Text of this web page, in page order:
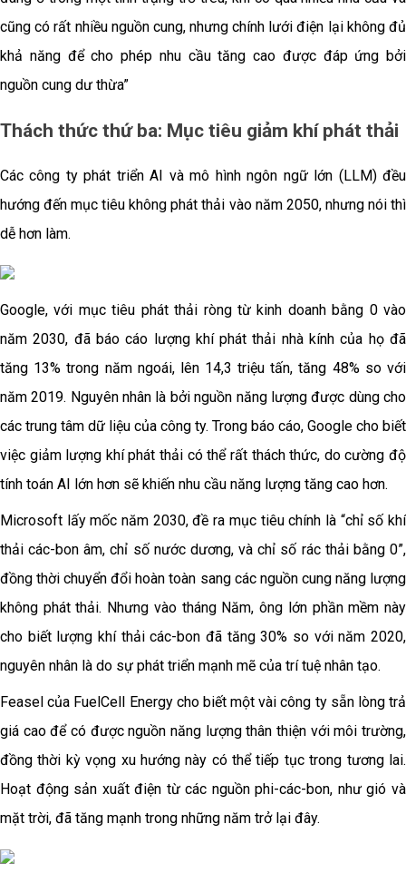
cũng có rất nhiều nguồn cung, nhưng chính lưới điện lại không đủ
khả năng để cho phép nhu cầu tăng cao được đáp ứng bởi
nguồn cung dư thừa”
Thách thức thứ ba: Mục tiêu giảm khí phát thải
Các công ty phát triển AI và mô hình ngôn ngữ lớn (LLM) đều
hướng đến mục tiêu không phát thải vào năm 2050, nhưng nói thì
dễ hơn làm.
Google, với mục tiêu phát thải ròng từ kinh doanh bằng 0 vào
năm 2030, đã báo cáo lượng khí phát thải nhà kính của họ đã
tăng 13% trong năm ngoái, lên 14,3 triệu tấn, tăng 48% so với
năm 2019. Nguyên nhân là bởi nguồn năng lượng được dùng cho
các trung tâm dữ liệu của công ty. Trong báo cáo, Google cho biết
việc giảm lượng khí phát thải có thể rất thách thức, do cường độ
tính toán AI lớn hơn sẽ khiến nhu cầu năng lượng tăng cao hơn.
Microsoft lấy mốc năm 2030, đề ra mục tiêu chính là “chỉ số khí
thải các-bon âm, chỉ số nước dương, và chỉ số rác thải bằng 0”,
đồng thời chuyển đổi hoàn toàn sang các nguồn cung năng lượng
không phát thải. Nhưng vào tháng Năm, ông lớn phần mềm này
cho biết lượng khí thải các-bon đã tăng 30% so với năm 2020,
nguyên nhân là do sự phát triển mạnh mẽ của trí tuệ nhân tạo.
Feasel của FuelCell Energy cho biết một vài công ty sẵn lòng trả
giá cao để có được nguồn năng lượng thân thiện với môi trường,
đồng thời kỳ vọng xu hướng này có thể tiếp tục trong tương lai.
Hoạt động sản xuất điện từ các nguồn phi-các-bon, như gió và
mặt trời, đã tăng mạnh trong những năm trở lại đây.